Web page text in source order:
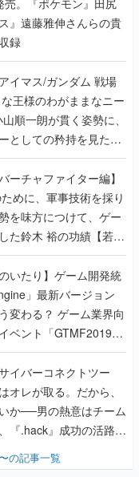
』遠藤雅伸さんらの貴
録
マス/ガンダム 戦場
王様のわがままなニー
順一朗が貫く姿勢に、
としての矜持を見た
回】
ーチャファイター編】
めに、軍事技術を採り
を味方につけて、ゲー
た鈴木 裕の功績【若ゲ
いたり】ゲーム開発統
」最新バージョン
変わる？ ゲーム業界向
ベント「GTMF2019」
を深めよう【PR】
イバーコネクトツー
オレが取る。だから、
か──男の熱意はチーム
『.hack』成功の活路を
だった【若ゲのいた
の記事一覧